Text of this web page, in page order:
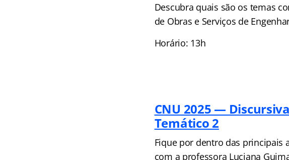
Descubra quais são os temas
de Obras e Serviços de
Horário: 13h
CNU 2025 —
Temático 2
Fique por dentro das principais
com a professora Luciana